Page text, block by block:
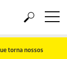
torna nossos